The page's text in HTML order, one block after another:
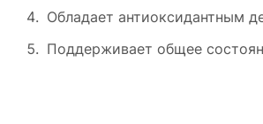
Обладает антиоксидантным
Поддерживает общее